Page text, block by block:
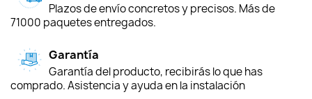
Plazos de envío concretos y precisos. Más de
71000 paquetes entregados.
Garantía
Garantía del producto, recibirás lo que has
comprado. Asistencia y ayuda en la instalación